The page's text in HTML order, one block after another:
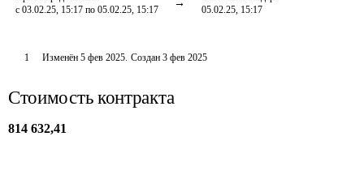
с 03.02.25, 15:17 по 05.02.25, 15:17
05.02.25, 15:17
1 Изменён 5 фев 2025. Создан 3 фев 2025
Стоимость контракта
814 632,41